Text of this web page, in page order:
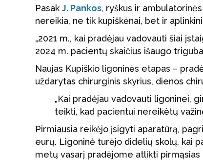
Pasak J. Pankos, ryškus ir
nereikia, ne tik kupiškėnai, bet ir
„2021 m., kai pradėjau vadovauti šiai
2024 m. pacientų skaičius išaugo
Naujas Kupiškio ligoninės etapas –
uždarytas chirurginis skyrius, dienos
„Kai pradėjau vadovauti ligoninei,
teikti, kad pacientui nereikėtų
Pirmiausia reikėjo įsigyti aparatūrą,
eurų. Ligoninė turėjo didelių skolų, kai
metų vasarį pradėjome atlikti